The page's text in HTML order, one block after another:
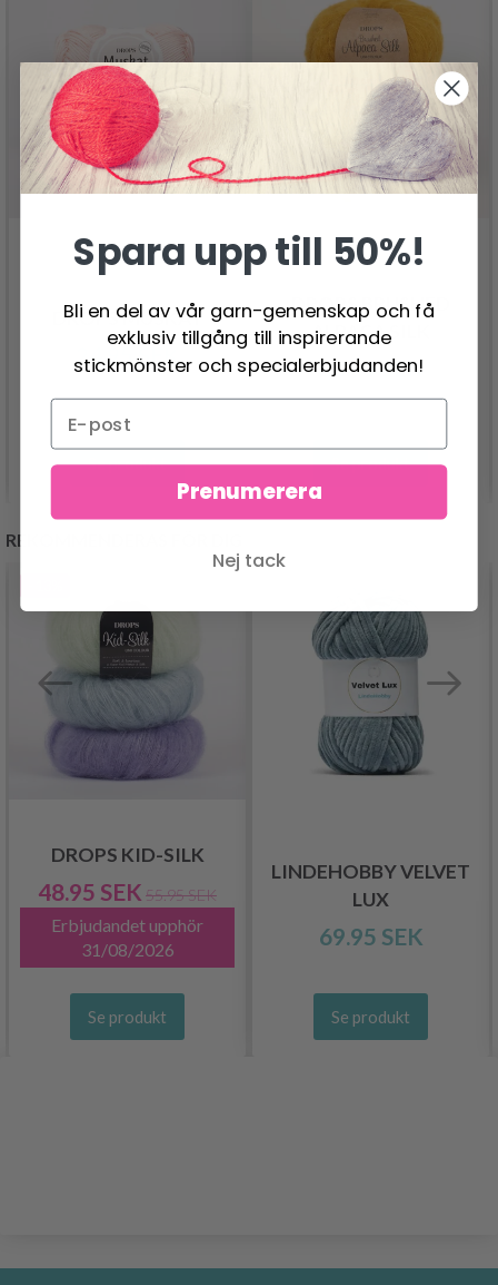
DROPS MUSKAT
24.95 SEK
Se produkt
DROPS BRUSHED
ALPACA SILK
33.95 SEK
Se produkt
REKOMMENDERAS FÖR DIG
DROPS KID-SILK
48.95 SEK 55.95 SEK
Erbjudandet upphör
31/08/2026
Se produkt
LINDEHOBBY VELVET
LUX
69.95 SEK
Se produkt
Spara upp till 50%!
Bli en del av vår garn-gemenskap och få
exklusiv tillgång till inspirerande
stickmönster och specialerbjudanden!
Prenumerera
Nej tack